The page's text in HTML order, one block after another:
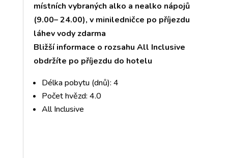
místních vybraných alko a nealko nápojů
(9.00– 24.00), v miniledničce po příjezdu
láhev vody zdarma
Bližší informace o rozsahu All Inclusive
obdržíte po příjezdu do hotelu
Délka pobytu (dnů): 4
Počet hvězd: 4.0
All Inclusive